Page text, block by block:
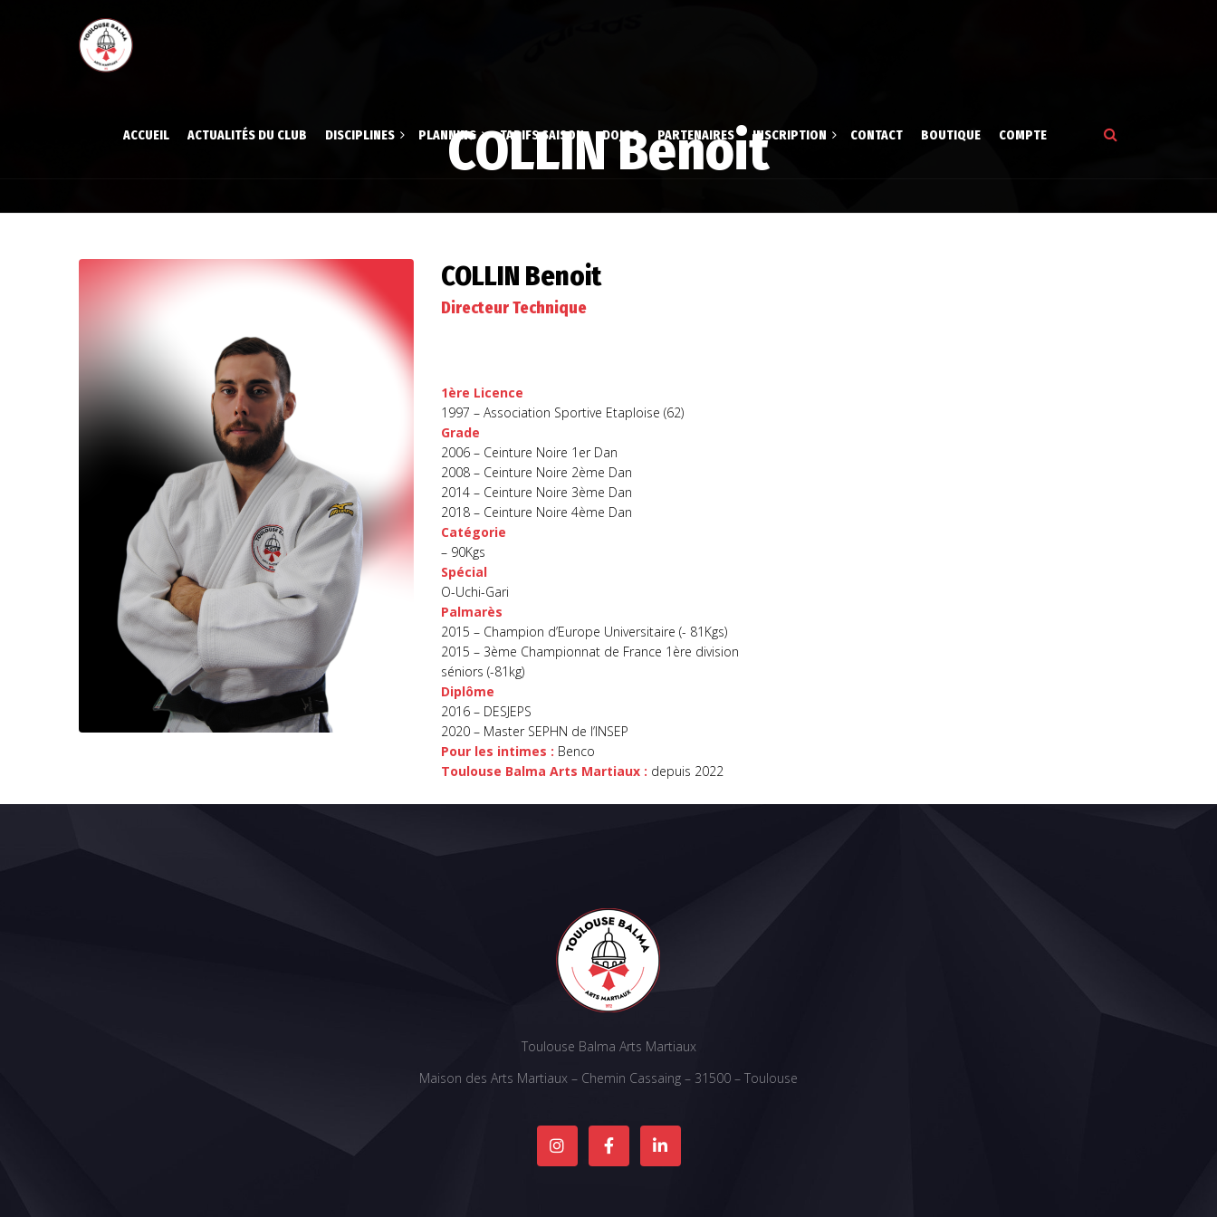
ACCUEIL ACTUALITÉS DU CLUB DISCIPLINES
Gymnastique volontaire
Karaté
PLANNING
Aïkido & Aïki-Taïso
Gymnastique Volontaire
Karaté
TARIFS SAISON DOJOS PARTENAIRES INSCRIPTION CONTACT BOUTIQUE COMPTE
COLLIN Benoit
COLLIN Benoit
Directeur Technique
1ère Licence
1997 – Association Sportive Etaploise (62)
Grade
2006 – Ceinture Noire 1er Dan
2008 – Ceinture Noire 2ème Dan
2014 – Ceinture Noire 3ème Dan
2018 – Ceinture Noire 4ème Dan
Catégorie
– 90Kgs
Spécial
O-Uchi-Gari
Palmarès
2015 – Champion d’Europe Universitaire (- 81Kgs)
2015 – 3ème Championnat de France 1ère division
séniors (-81kg)
Diplôme
2016 – DESJEPS
2020 – Master SEPHN de l’INSEP
Pour les intimes : Benco
Toulouse Balma Arts Martiaux : depuis 2022
Toulouse Balma Arts Martiaux
Maison des Arts Martiaux – Chemin Cassaing – 31500 – Toulouse